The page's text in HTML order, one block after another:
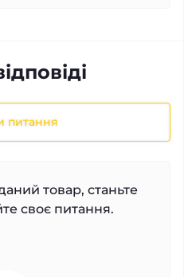
питання
товар, станьте
своє питання.